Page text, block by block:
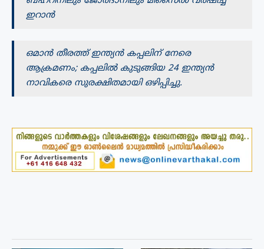
ഇറാൻ
ഒമാൻ തീരത്ത് ഇന്ത്യൻ കപ്പലിന് നേരെ
ആക്രമണം; കപ്പലിൽ കുടുങ്ങിയ 24 ഇന്ത്യൻ
നാവികരെ സുരക്ഷിതമായി ഒഴിപ്പിച്ചു.